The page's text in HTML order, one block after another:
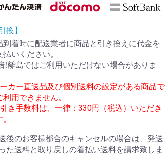
換】
到着時に配送業者に商品と引き換えに代金を
払いください。
離島ではご利用いただけない場合がありま
カー直送品及び個別送料の設定がある商品で
利用できません。
き手数料は、一律：330円（税込）いただき
後のお客様都合のキャンセルの場合は、発送
た送料と取り戻しの着払い送料を請求致しま